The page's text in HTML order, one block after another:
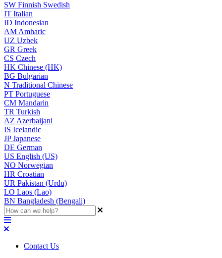
SW Finnish Swedish
IT Italian
ID Indonesian
AM Amharic
UZ Uzbek
GR Greek
CS Czech
HK Chinese (HK)
BG Bulgarian
N Traditional Chinese
PT Portuguese
CM Mandarin
TR Turkish
AZ Azerbaijani
IS Icelandic
JPJapanese
DE German
US English (US)
NO Norwegian
HR Croatian
UR Pakistan (Urdu)
LO Laos (Lao)
BN Bangladesh (Bengali)
Contact Us